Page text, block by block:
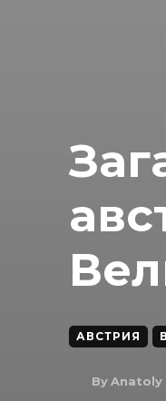
АВСТРИЯ
ByAnatoly